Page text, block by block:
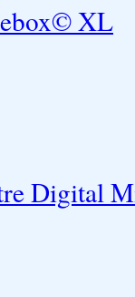
XL
Digital